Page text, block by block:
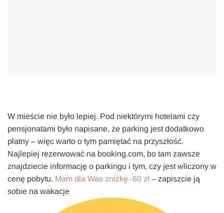
W mieście nie było lepiej. Pod niektórymi hotelami czy
pensjonatami było napisane, że parking jest dodatkowo
płatny – więc warto o tym pamiętać na przyszłość.
Najlepiej rezerwować na booking.com, bo tam zawsze
znajdziecie informację o parkingu i tym, czy jest wliczony w
cenę pobytu. Mam dla Was zniżkę -60 zł – zapiszcie ją
sobie na wakacje